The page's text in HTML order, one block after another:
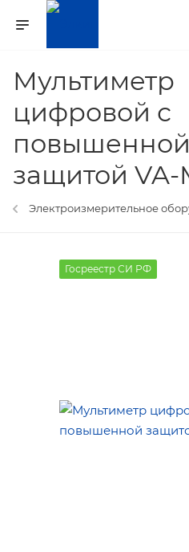
Мультиметр
цифровой с
повышенной
защитой
Электроизмерительное
Госреестр СИ РФ